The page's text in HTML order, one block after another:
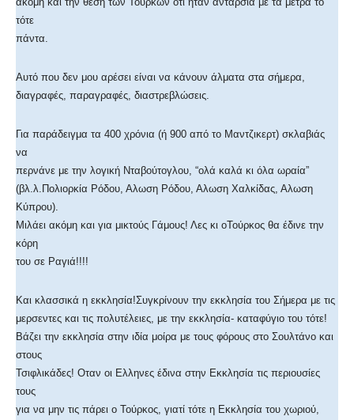
τότε
πάντα.
Αυτό που δεν μου αρέσει είναι να κάνουν άλματα στα σήμερα,
διαγραφές, παραγραφές, διαστρεβλώσεις.
Για παράδειγμα τα 400 χρόνια (ή 900 από το Μαντζικερτ) σκλαβιάς
να
περνάνε με την λογική Νταβούτογλου, “ολά καλά κι όλα ωραία”
(βλ.λ.Πολιορκία Ρόδου, Αλωση Ρόδου, Αλωση Χαλκίδας, Αλωση
Κύπρου).
Μιλάει ακόμη και για μικτούς Γάμους! Λες κι οΤούρκος θα έδινε την
κόρη
του σε Ραγιά!!!!
Και κλασσικά η εκκλησία!Συγκρίνουν την εκκλησία του Σήμερα με τις
μερσεντες και τις πολυτέλειες, με την εκκλησία- καταφύγιο του τότε!
Βάζει την εκκλησία στην ιδία μοίρα με τους φόρους στο Σουλτάνο και
στους
Τσιφλικάδες! Οταν οι Ελληνες έδινα στην Εκκλησία τις περιουσίες
τους
για να μην τις πάρει ο Τούρκος, γιατί τότε η Εκκλησία του χωριού,